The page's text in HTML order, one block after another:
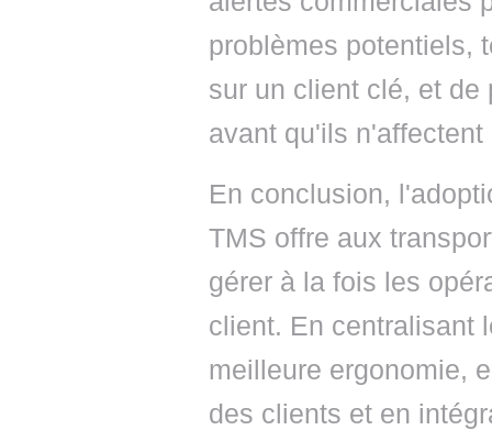
problèmes potentiels,
sur un client clé, et de
avant qu'ils
En conclusion,
TMS offre aux
gérer à la fois les
client. En centralisant
meilleure ergonomie,
des clients et en